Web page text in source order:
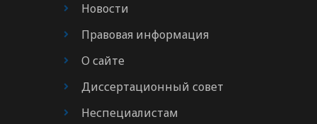
Новости
Правовая информация
О сайте
Диссертационный совет
Неспециалистам